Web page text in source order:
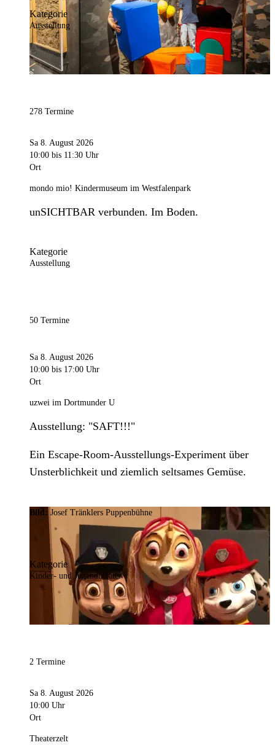
Kategorie
Ausstellung
278 Termine
Sa 8. August 2026
10:00 bis 11:30 Uhr
Ort
mondo mio! Kindermuseum im Westfalenpark
unSICHTBAR verbunden. Im Boden.
Kategorie
Ausstellung
50 Termine
Sa 8. August 2026
10:00 bis 17:00 Uhr
Ort
uzwei im Dortmunder U
Ausstellung: "SAFT!!!"
Ein Escape-Room-Ausstellungs-Experiment über
Unsterblichkeit und ziemlich seltsames Gemüse.
Bild:Josef Tränklers Puppenbühne
Kategorie
Kinder- und Jugendtheater
2 Termine
Sa 8. August 2026
10:00 Uhr
Ort
Theaterzelt